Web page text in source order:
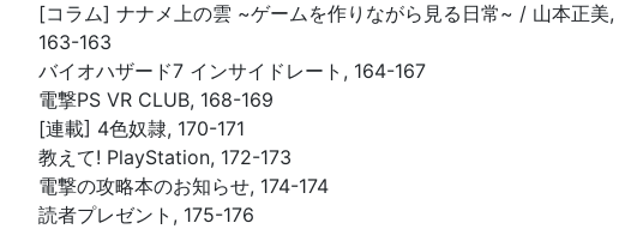
[コラム] ナナメ上の雲 ~ゲームを作りながら見る日常~ / 山本正美,
163-163
バイオハザード7 インサイドレート, 164-167
電撃PS VR CLUB, 168-169
[連載] 4色奴隷, 170-171
教えて! PlayStation, 172-173
電撃の攻略本のお知らせ, 174-174
読者プレゼント, 175-176